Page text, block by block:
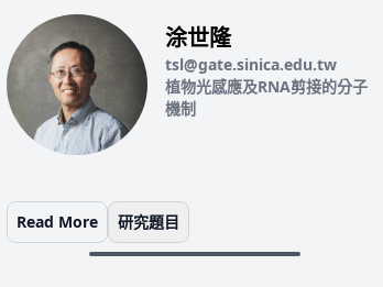
涂世隆
tsl@gate.sinica.edu.tw
植物光感應及RNA剪接的分子
機制
Read More 研究題目